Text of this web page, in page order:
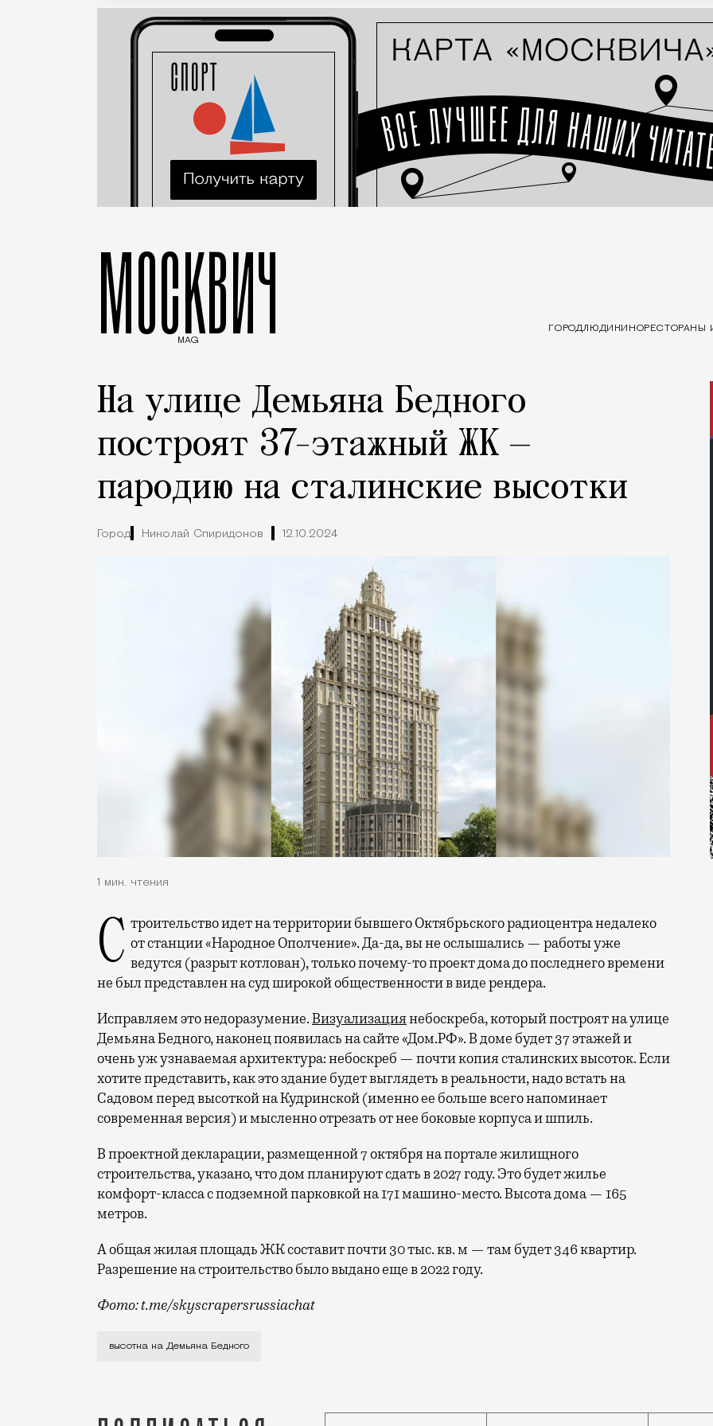
МОСКВИЧ
MAG
ГОРОДЛЮДИ КИНОРЕСТОРАНЫ
На улице Демьяна Бедного
построят 37-этажный ЖК —
пародию на сталинские высотки
Город Николай Спиридонов 12.10.2024
1 мин. чтения
Строительство идет на территории бывшего Октябрьского радиоцентра недалеко от станции «Народное Ополчение». Да-да, вы не ослышались — работы уже
ведутся (разрыт котлован), только почему-то проект дома до последнего времени
не был представлен на суд широкой общественности в виде рендера.
Исправляем это недоразумение.Визуализациянебоскреба, который построят на улице
Демьяна Бедного, наконец появилась на сайте «Дом.РФ». В доме будет 37 этажей и
очень уж узнаваемая архитектура: небоскреб — почти копия сталинских высоток. Если
хотите представить, как это здание будет выглядеть в реальности, надо встать на
Садовом перед высоткой на Кудринской (именно ее больше всего напоминает
современная версия) и мысленно отрезать от нее боковые корпуса и шпиль.
В проектной декларации, размещенной 7 октября на портале жилищного
строительства, указано, что дом планируют сдать в 2027 году. Это будет жилье
комфорт-класса с подземной парковкой на 171 машино-место. Высота дома — 165
метров.
А общая жилая площадь ЖК составит почти 30 тыс. кв. м — там будет 346 квартир.
Разрешение на строительство было выдано еще в 2022 году.
Фото: t.me/skyscrapersrussiachat
Строительство идет на территории бывшего Октябрьского радиоцентра недалеко от
высотка на Демьяна Бедного